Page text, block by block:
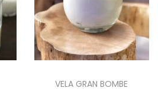
VELA GRAN BOMBE